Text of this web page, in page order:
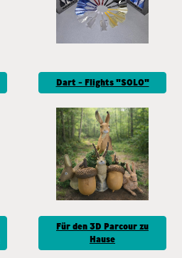
Dart - Flights "SOLO"
Für den 3D Parcour zu
Hause